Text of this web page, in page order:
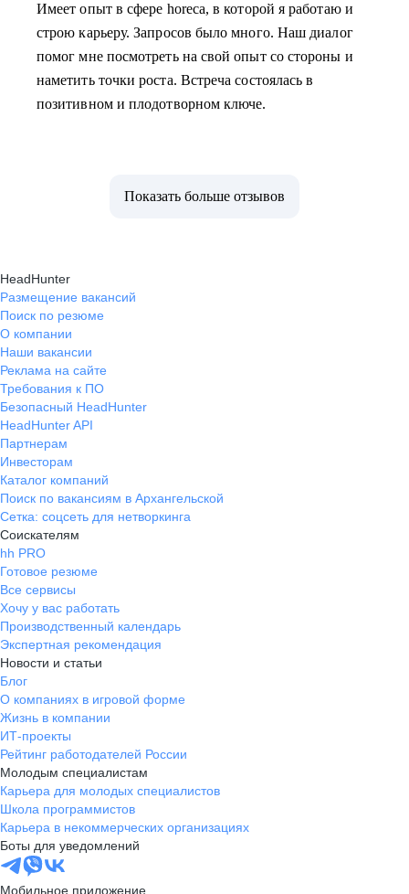
Имеет опыт в сфере horeca, в которой я работаю и
строю карьеру. Запросов было много. Наш диалог
помог мне посмотреть на свой опыт со стороны и
наметить точки роста. Встреча состоялась в
позитивном и плодотворном ключе.
Показать больше отзывов
HeadHunter
Размещение вакансий
Поиск по резюме
О компании
Наши вакансии
Реклама на сайте
Требования к ПО
Безопасный HeadHunter
HeadHunter API
Партнерам
Инвесторам
Каталог компаний
Поиск по вакансиям в Архангельской
Сетка: соцсеть для нетворкинга
Соискателям
hh PRO
Готовое резюме
Все сервисы
Хочу у вас работать
Производственный календарь
Экспертная рекомендация
Новости и статьи
Блог
О компаниях в игровой форме
Жизнь в компании
ИТ-проекты
Рейтинг работодателей России
Молодым специалистам
Карьера для молодых специалистов
Школа программистов
Карьера в некоммерческих организациях
Боты для уведомлений
Мобильное приложение